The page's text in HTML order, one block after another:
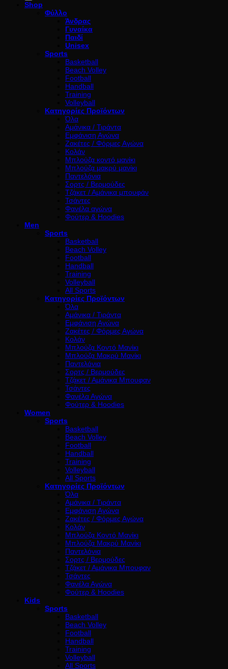
Shop
Φύλλο
Άνδρας
Γυναίκα
Παιδί
Unisex
Sports
Basketball
Beach Volley
Football
Handball
Training
Volleyball
Κατηγορίες Προϊόντων
Όλα
Αμάνικα / Τιράντα
Εμφάνιση Αγώνα
Ζακέτες / Φόρμες Αγώνα
Κολάν
Μπλούζα κοντό μανίκι
Μπλούζα μακρύ μανίκι
Παντελόνια
Σορτς / Βερμούδες
Τζάκετ / Αμάνικα μπουφάν
Τσάντες
Φανέλα αγώνα
Φούτερ & Hoodies
Men
Sports
Basketball
Beach Volley
Football
Handball
Training
Volleyball
All Sports
Κατηγορίες Προϊόντων
Όλα
Αμάνικα / Τιράντα
Εμφάνιση Αγώνα
Ζακέτες / Φόρμες Αγώνα
Κολάν
Μπλούζα Κοντό Μανίκι
Μπλούζα Μακρύ Μανίκι
Παντελόνια
Σορτς / Βερμούδες
Τζάκετ / Αμάνικα Μπουφαν
Τσάντες
Φανέλα Αγώνα
Φούτερ & Hoodies
Women
Sports
Basketball
Beach Volley
Football
Handball
Training
Volleyball
All Sports
Κατηγορίες Προϊόντων
Όλα
Αμάνικα / Τιράντα
Εμφάνιση Αγώνα
Ζακέτες / Φόρμες Αγώνα
Κολάν
Μπλούζα Κοντό Μανίκι
Μπλούζα Μακρύ Μανίκι
Παντελόνια
Σορτς / Βερμούδες
Τζάκετ / Αμάνικα Μπουφαν
Τσάντες
Φανέλα Αγώνα
Φούτερ & Hoodies
Kids
Sports
Basketball
Beach Volley
Football
Handball
Training
Volleyball
All Sports